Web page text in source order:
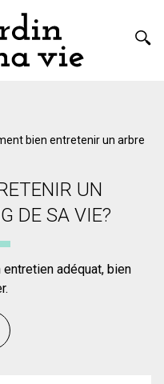
bien entretenir un arbre
UN
DE SA VIE?
adéquat, bien